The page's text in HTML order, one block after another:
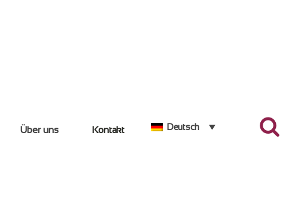
Über uns Kontakt Deutsch